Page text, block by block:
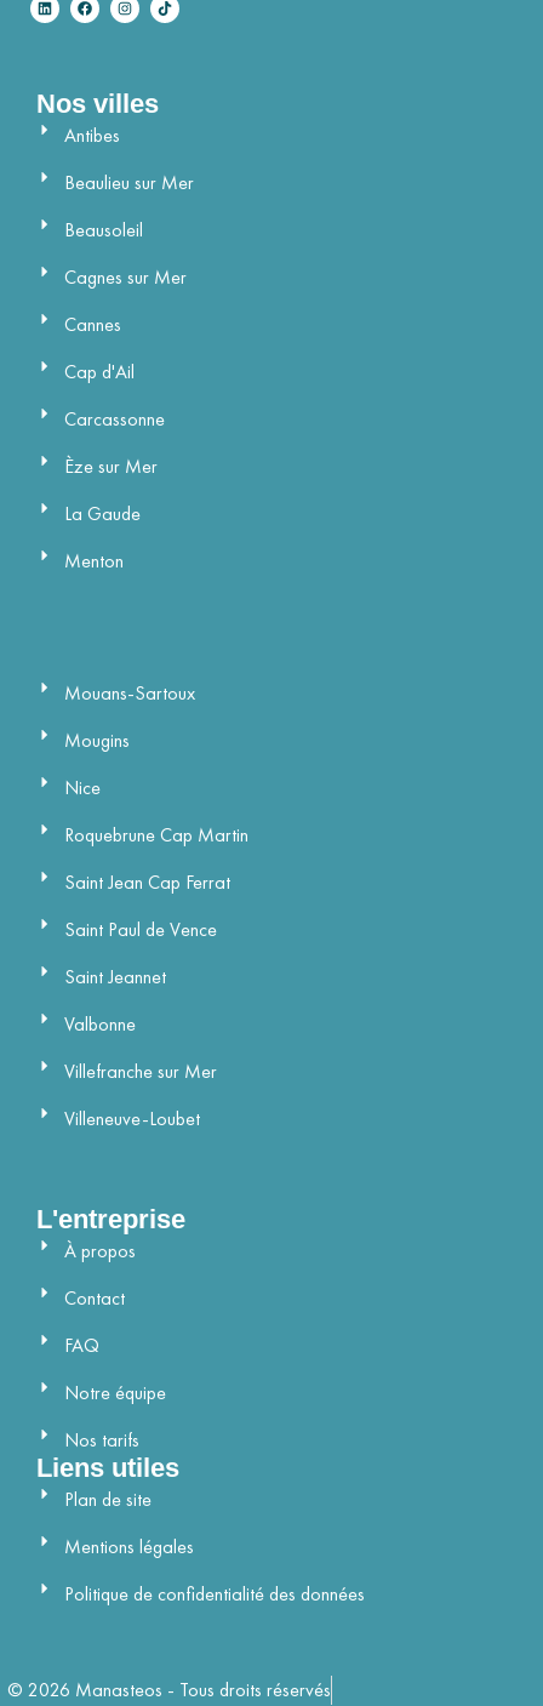
Nos villes
Antibes
Beaulieu sur Mer
Beausoleil
Cagnes sur Mer
Cannes
Cap d'Ail
Carcassonne
Èze sur Mer
La Gaude
Menton
Mouans-Sartoux
Mougins
Nice
Roquebrune Cap Martin
Saint Jean Cap Ferrat
Saint Paul de Vence
Saint Jeannet
Valbonne
Villefranche sur Mer
Villeneuve-Loubet
L'entreprise
À propos
Contact
FAQ
Notre équipe
Nos tarifs
Liens utiles
Plan de site
Mentions légales
Politique de confidentialité des données
© 2026 Manasteos - Tous droits réservés